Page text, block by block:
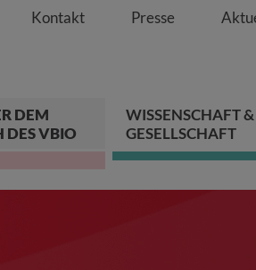
Springe direkt zu:
Zum Hauptinhalt
Zur Hauptnavigation
Zur Footer-Navigation
Kontakt Presse
DEM
DES VBIO
WISSENSCHAFT &
GESELLSCHAFT